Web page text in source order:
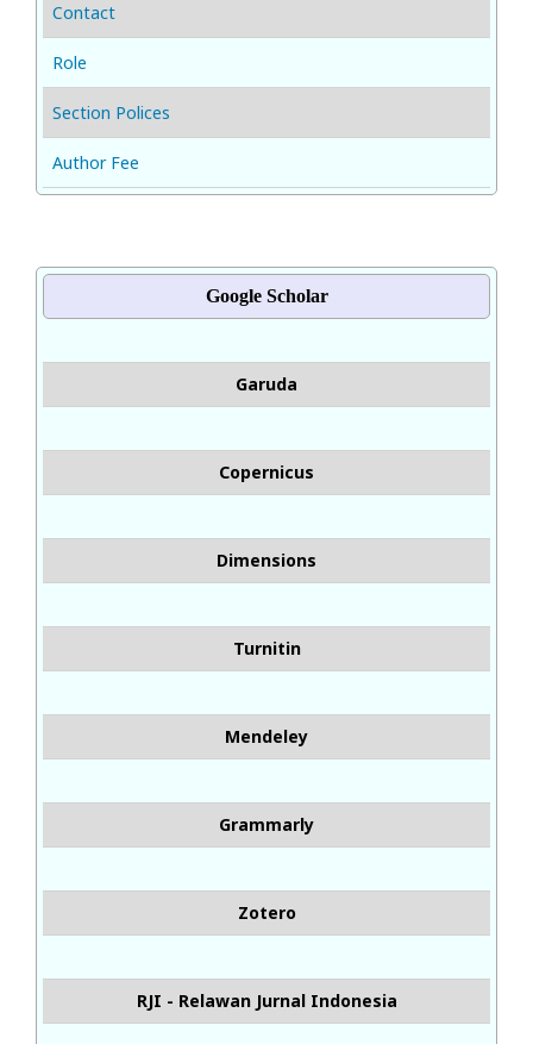
Contact
Role
Section Polices
Author Fee
Google Scholar
Garuda
Copernicus
Dimensions
Turnitin
Mendeley
Grammarly
Zotero
RJI - Relawan Jurnal Indonesia